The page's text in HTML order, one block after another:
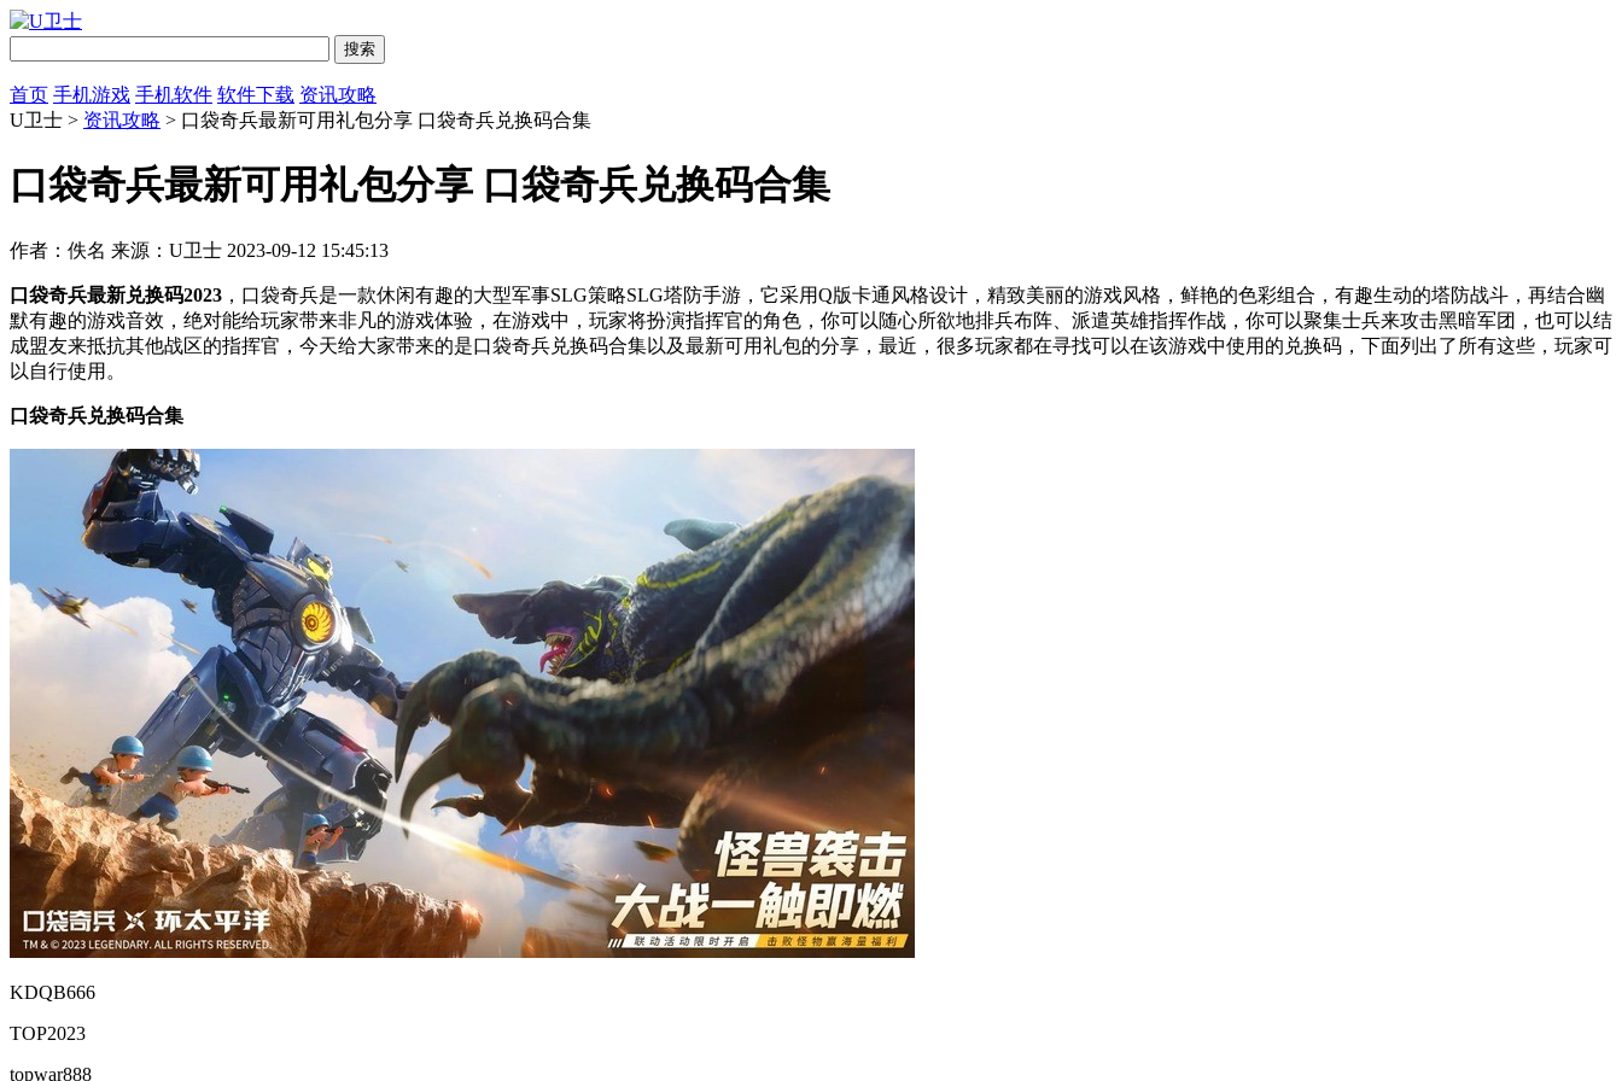
首页 手机游戏 手机软件 软件下载 资讯攻略
U卫士 > 资讯攻略 > 口袋奇兵最新可用礼包分享 口袋奇兵兑换码合集
口袋奇兵最新可用礼包分享 口袋奇兵兑换码合集
作者：佚名 来源：U卫士 2023-09-12 15:45:13
口袋奇兵最新兑换码2023 ，口袋奇兵是一款休闲有趣的大型军事SLG策略SLG塔防手游，它采用Q版卡通风格设计，精致美丽的游戏风格，鲜艳的色彩组合，有趣生动的塔防战斗，再结合幽
默有趣的游戏音效，绝对能给玩家带来非凡的游戏体验，在游戏中，玩家将扮演指挥官的角色，你可以随心所欲地排兵布阵、派遣英雄指挥作战，你可以聚集士兵来攻击黑暗军团，也可以结
成盟友来抵抗其他战区的指挥官，今天给大家带来的是口袋奇兵兑换码合集以及最新可用礼包的分享，最近，很多玩家都在寻找可以在该游戏中使用的兑换码，下面列出了所有这些，玩家可
以自行使用。
口袋奇兵兑换码合集
KDQB666
TOP2023
topwar888